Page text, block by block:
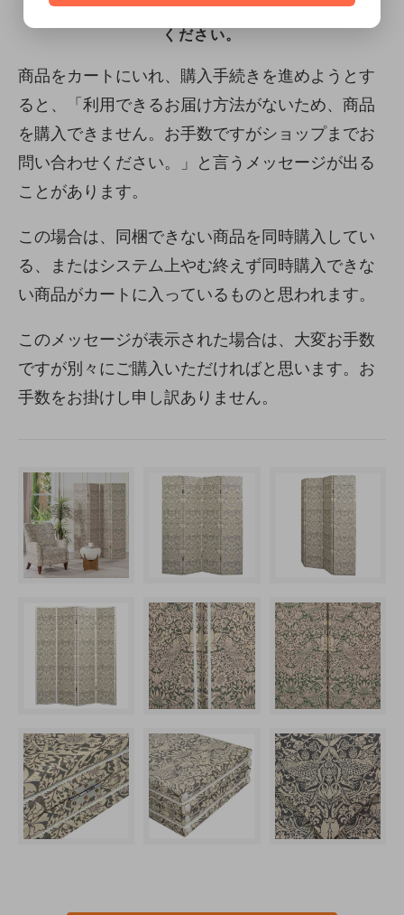
ください。
商品をカートにいれ、購入手続きを進めようとす
ると、「利用できるお届け方法がないため、商品
を購入できません。お手数ですがショップまでお
問い合わせください。」と言うメッセージが出る
ことがあります。
この場合は、同梱できない商品を同時購入してい
る、またはシステム上やむ終えず同時購入できな
い商品がカートに入っているものと思われます。
このメッセージが表示された場合は、大変お手数
ですが別々にご購入いただければと思います。お
手数をお掛けし申し訳ありません。